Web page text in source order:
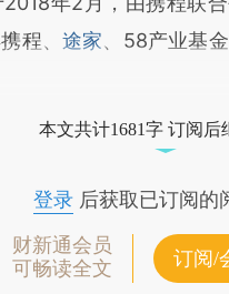
程、 途家、58产业基
本文共计1681字 订阅后
登录后获取已订阅的
财新通会员
可畅读全文
订阅/